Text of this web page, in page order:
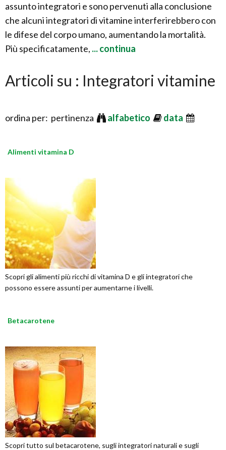
assunto integratori e sono pervenuti alla conclusione
che alcuni integratori di vitamine interferirebbero con
le difese del corpo umano, aumentando la mortalità.
Più specificatamente, ... continua
Articoli su : Integratori vitamine
ordina per: pertinenza alfabetico data
Alimenti vitamina D
Scopri gli alimenti più ricchi di vitamina D e gli integratori che
possono essere assunti per aumentarne i livelli.
Betacarotene
Scopri tutto sul betacarotene, sugli integratori naturali e sugli